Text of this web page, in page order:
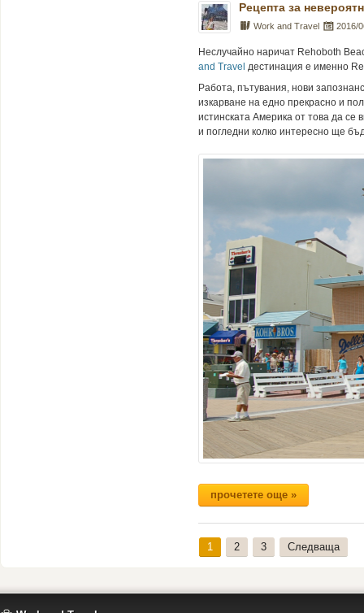
Рецепта за
Work and Travel 2016/
Неслучайно наричат Rehoboth
and Travel дестинация е именно
Работа, пътувания, нови
изкарване на едно прекрасно и
истинската Америка от това да се
и погледни колко интересно ще
прочетете още »
1 2 3 Следваща